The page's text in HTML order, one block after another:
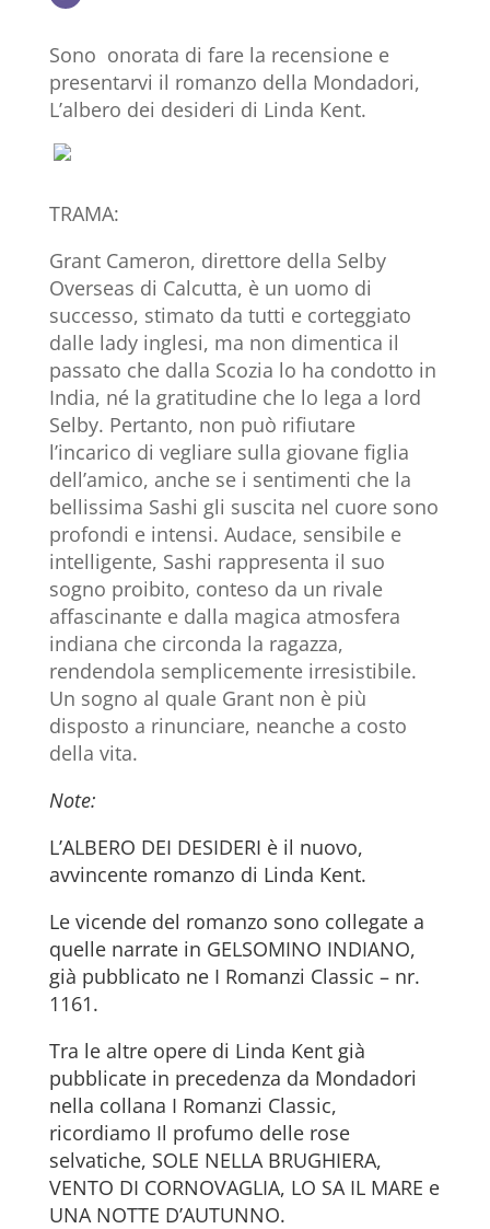
Sono onorata di fare la recensione e
presentarvi il romanzo della Mondadori,
L’albero dei desideri di Linda Kent.
TRAMA:
Grant Cameron, direttore della Selby
Overseas di Calcutta, è un uomo di
successo, stimato da tutti e corteggiato
dalle lady inglesi, ma non dimentica il
passato che dalla Scozia lo ha condotto in
India, né la gratitudine che lo lega a lord
Selby. Pertanto, non può rifiutare
l’incarico di vegliare sulla giovane figlia
dell’amico, anche se i sentimenti che la
bellissima Sashi gli suscita nel cuore sono
profondi e intensi. Audace, sensibile e
intelligente, Sashi rappresenta il suo
sogno proibito, conteso da un rivale
affascinante e dalla magica atmosfera
indiana che circonda la ragazza,
rendendola semplicemente irresistibile.
Un sogno al quale Grant non è più
disposto a rinunciare, neanche a costo
della vita.
Note:
L’ALBERO DEI DESIDERI è il nuovo,
avvincente romanzo di Linda Kent.
Le vicende del romanzo sono collegate a
quelle narrate in GELSOMINO INDIANO,
già pubblicato ne I Romanzi Classic – nr.
1161.
Tra le altre opere di Linda Kent già
pubblicate in precedenza da Mondadori
nella collana I Romanzi Classic,
ricordiamo Il profumo delle rose
selvatiche, SOLE NELLA BRUGHIERA,
VENTO DI CORNOVAGLIA, LO SA IL MARE e
UNA NOTTE D’AUTUNNO.